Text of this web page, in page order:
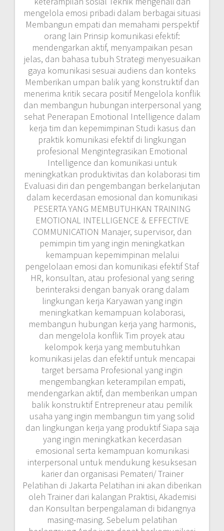
mengelola emosi pribadi dalam berbagai situasi
Membangun empati dan memahami perspektif
orang lain Prinsip komunikasi efektif:
mendengarkan aktif, menyampaikan pesan
jelas, dan bahasa tubuh Strategi menyesuaikan
gaya komunikasi sesuai audiens dan konteks
Memberikan umpan balik yang konstruktif dan
menerima kritik secara positif Mengelola konflik
dan membangun hubungan interpersonal yang
sehat Penerapan Emotional Intelligence dalam
kerja tim dan kepemimpinan Studi kasus dan
praktik komunikasi efektif di lingkungan
profesional Mengintegrasikan Emotional
Intelligence dan komunikasi untuk
meningkatkan produktivitas dan kolaborasi tim
Evaluasi diri dan pengembangan berkelanjutan
dalam kecerdasan emosional dan komunikasi
PESERTA YANG MEMBUTUHKAN TRAINING
EMOTIONAL INTELLIGENCE & EFFECTIVE
COMMUNICATION Manajer, supervisor, dan
pemimpin tim yang ingin meningkatkan
kemampuan kepemimpinan melalui
pengelolaan emosi dan komunikasi efektif Staf
HR, konsultan, atau profesional yang sering
berinteraksi dengan banyak orang dalam
lingkungan kerja Karyawan yang ingin
meningkatkan kemampuan kolaborasi,
membangun hubungan kerja yang harmonis,
dan mengelola konflik Tim proyek atau
kelompok kerja yang membutuhkan
komunikasi jelas dan efektif untuk mencapai
target bersama Profesional yang ingin
mengembangkan keterampilan empati,
mendengarkan aktif, dan memberikan umpan
balik konstruktif Entrepreneur atau pemilik
usaha yang ingin membangun tim yang solid
dan lingkungan kerja yang produktif Siapa saja
yang ingin meningkatkan kecerdasan
emosional serta kemampuan komunikasi
interpersonal untuk mendukung kesuksesan
karier dan organisasi Pemateri/ Trainer
Pelatihan di Jakarta Pelatihan ini akan diberikan
oleh Trainer dari kalangan Praktisi, Akademisi
dan Konsultan berpengalaman di bidangnya
masing-masing. Sebelum pelatihan